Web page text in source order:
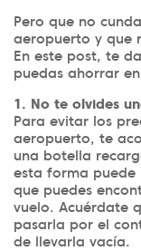
Pero que no
aeropuerto y que
En este post, te
puedas ahorrar
1. No te olvides
Para evitar los
aeropuerto, te
una botella
esta forma puede
que puedes
vuelo. Acuérdate
pasarla por el
de llevarla vacía.